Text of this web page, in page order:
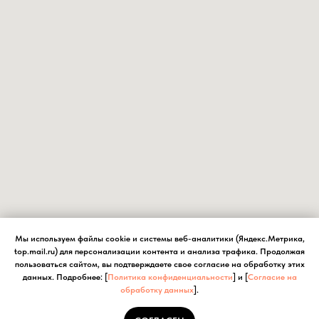
Мы используем файлы cookie и системы веб-аналитики (Яндекс.Метрика,
top.mail.ru) для персонализации контента и анализа трафика. Продолжая
пользоваться сайтом, вы подтверждаете свое согласие на обработку этих
данных. Подробнее: [Политика конфиденциальности] и [Согласие на
обработку данных].